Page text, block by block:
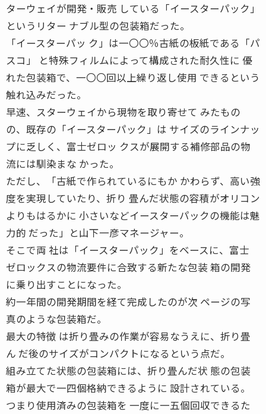
ターウェイが開発・販売 している「イースターパック」
というリター ナブル型の包装箱だった。
「イースターパッ ク」は一〇〇％古紙の板紙である「パ
スコ」 と特殊フィルムによって構成された耐久性に 優
れた包装箱で、一〇〇回以上繰り返し使用 できるという
触れ込みだった。
早速、スターウェイから現物を取り寄せて みたもの
の、既存の「イースターパック」は サイズのラインナッ
プに乏しく、富士ゼロッ クスが展開する補修部品の物
流には馴染まな かった。
ただし、「古紙で作られているにもか かわらず、高い強
度を実現していたり、折り 畳んだ状態の容積がオリコン
よりもはるかに 小さいなどイースターパックの機能は魅
力的 だった」と山下一彦マネージャー。
そこで両 社は「イースターパック」をベースに、富士
ゼロックスの物流要件に合致する新たな包装 箱の開発
に乗り出すことになった。
約一年間の開発期間を経て完成したのが次 ページの写
真のような包装箱だ。
最大の特徴 は折り畳みの作業が容易なうえに、折り畳
ん だ後のサイズがコンパクトになるという点だ。
組み立てた状態の包装箱には、折り畳んだ状 態の包装
箱が最大で一四個格納できるように 設計されている。
つまり使用済みの包装箱を 一度に一五個回収できるた